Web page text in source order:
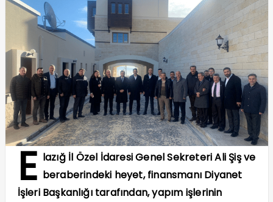
E lazığ İl Özel İdaresi Genel Sekreteri Ali Şiş ve
beraberindeki heyet, finansmanı Diyanet
İşleri Başkanlığı tarafından, yapım işlerinin